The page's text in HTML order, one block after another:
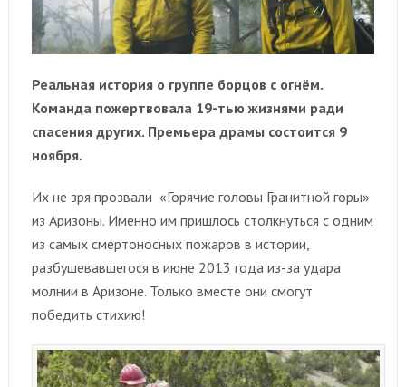
Реальная история о группе борцов с огнём.
Команда пожертвовала 19-тью жизнями ради
спасения других. Премьера драмы состоится 9
ноября.
Их не зря прозвали «Горячие головы Гранитной горы»
из Аризоны. Именно им пришлось столкнуться с одним
из самых смертоносных пожаров в истории,
разбушевавшегося в июне 2013 года из-за удара
молнии в Аризоне. Только вместе они смогут
победить стихию!